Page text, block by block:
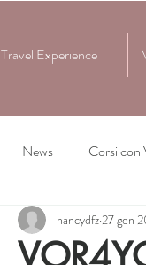
Travel Experience
News Corsi con
nancydfz 27 gen